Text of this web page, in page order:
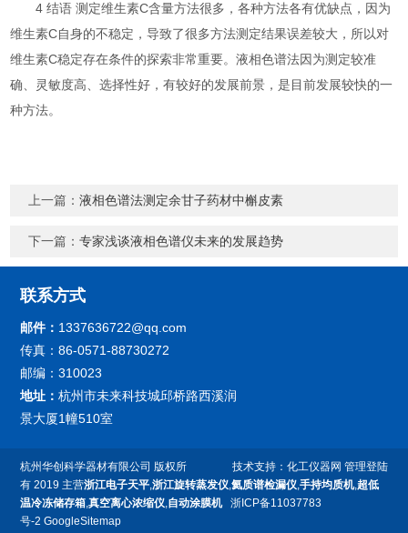
4 结语 测定维生素C含量方法很多，各种方法各有优缺点，因为
维生素C自身的不稳定，导致了很多方法测定结果误差较大，所以对
维生素C稳定存在条件的探索非常重要。液相色谱法因为测定较准
确、灵敏度高、选择性好，有较好的发展前景，是目前发展较快的一
种方法。
上一篇：液相色谱法测定余甘子药材中槲皮素
下一篇：专家浅谈液相色谱仪未来的发展趋势
联系方式
邮件： 1337636722@qq.com
传真：86-0571-88730272
邮编：310023
地址：杭州市未来科技城邱桥路西溪润
景大厦1幢510室
技术支持： 化工仪器网 管理登陆
杭州华创科学器材有限公司 版权所
有 2019 主营浙江电子天平,浙江旋转蒸发仪,氦质谱检漏仪,手持均质机,超低
温冷冻储存箱,真空离心浓缩仪,自动涂膜机
浙ICP备11037783
号-2 GoogleSitemap